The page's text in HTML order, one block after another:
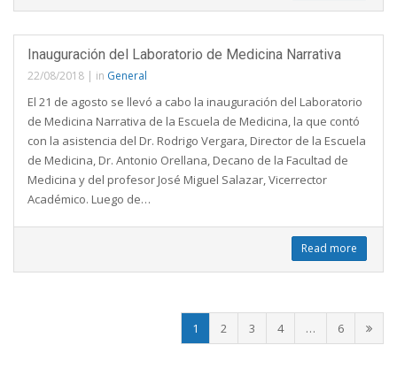
Inauguración del Laboratorio de Medicina Narrativa
22/08/2018 | in General
El 21 de agosto se llevó a cabo la inauguración del Laboratorio
de Medicina Narrativa de la Escuela de Medicina, la que contó
con la asistencia del Dr. Rodrigo Vergara, Director de la Escuela
de Medicina, Dr. Antonio Orellana, Decano de la Facultad de
Medicina y del profesor José Miguel Salazar, Vicerrector
Académico. Luego de…
Read more
1 2 3 4 … 6